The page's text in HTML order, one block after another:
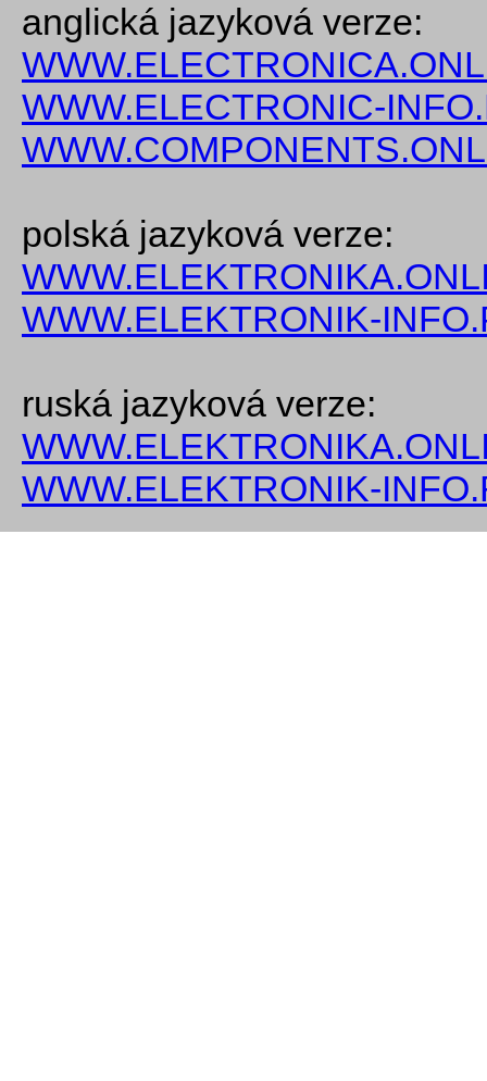
anglická jazyková verze:
WWW.ELECTRONIC-
polská jazyková verze:
WWW.ELEKTRONIK-
ruská jazyková verze:
WWW.ELEKTRONIK-